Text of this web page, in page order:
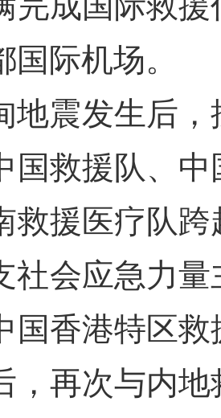
际机场。
地震发生后
国救援队、
救援医疗队
社会应急力
国香港特区
，再次与内